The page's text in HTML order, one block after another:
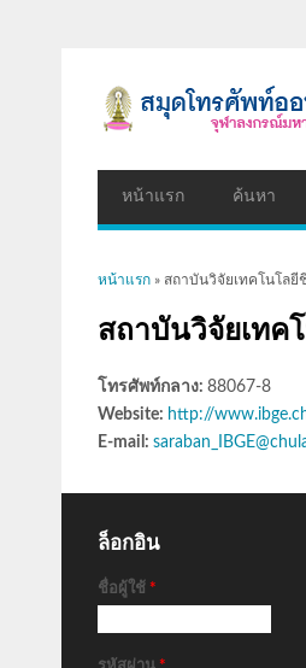
หน้าแรก ค้นหา
คุณอยู่ที่นี่
หน้าแรก » สถาบันวิจัยเทคโนโล
สถาบันวิจัยเทค
โทรศัพท์กลาง: 88067-8
Website: http://
E-mail:
ล็อกอิน
ชื่อผู้ใช้ *